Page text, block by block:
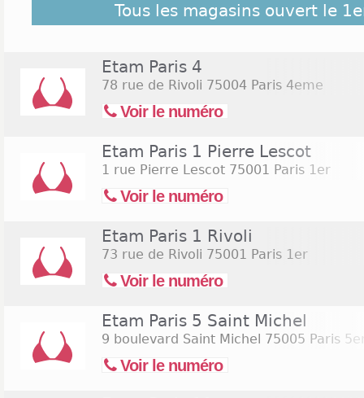
Tous les magasins ouvert le
Etam Paris 4
78 rue de Rivoli 75004 Paris 4eme
Voir le numéro
Etam Paris 1 Pierre Lescot
1 rue Pierre Lescot 75001 Paris 1er
Voir le numéro
Etam Paris 1 Rivoli
73 rue de Rivoli 75001 Paris 1er
Voir le numéro
Etam Paris 5 Saint Michel
9 boulevard Saint Michel 75005 Paris
Voir le numéro